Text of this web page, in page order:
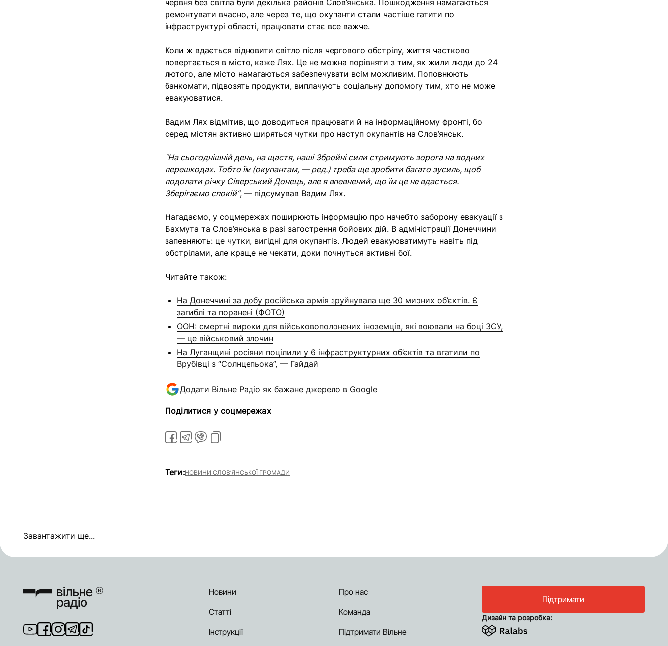
червня без світла були декілька районів Слов’янська. Пошкодження намагаються
ремонтувати вчасно, але через те, що окупанти стали частіше гатити по
інфраструктурі області, працювати стає все важче.
Коли ж вдається відновити світло після чергового обстрілу, життя частково
повертається в місто, каже Лях. Це не можна порівняти з тим, як жили люди до 24
лютого, але місто намагаються забезпечувати всім можливим. Поповнюють
банкомати, підвозять продукти, виплачують соціальну допомогу тим, хто не може
евакуюватися.
Вадим Лях відмітив, що доводиться працювати й на інформаційному фронті, бо
серед містян активно ширяться чутки про наступ окупантів на Слов’янськ.
“На сьогоднішній день, на щастя, наші Збройні сили стримують ворога на водних
перешкодах. Тобто їм (окупантам, — ред.) треба ще зробити багато зусиль, щоб
подолати річку Сіверський Донець, але я впевнений, що їм це не вдасться.
Зберігаємо спокій”, — підсумував Вадим Лях.
Нагадаємо, у соцмережах поширюють інформацію про начебто заборону евакуації з
Бахмута та Слов’янська в разі загострення бойових дій. В адміністрації Донеччини
запевняють: це чутки, вигідні для окупантів. Людей евакуюватимуть навіть під
обстрілами, але краще не чекати, доки почнуться активні бої.
Читайте також:
На Донеччині за добу російська армія зруйнувала ще 30 мирних об’єктів. Є
загиблі та поранені (ФОТО)
ООН: смертні вироки для військовополонених іноземців, які воювали на боці ЗСУ,
— це військовий злочин
На Луганщині росіяни поцілили у 6 інфраструктурних об’єктів та вгатили по
Врубівці з “Солнцепьока”, — Гайдай
Додати Вільне Радіо як бажане джерело в Google
Поділитися у соцмережах
Теги:НОВИНИ СЛОВ’ЯНСЬКОЇ ГРОМАДИ
Завантажити ще...
Новини
Статті
Інструкції
Про нас
Команда
Підтримати Вільне
Підтримати
Дизайн та розробка: